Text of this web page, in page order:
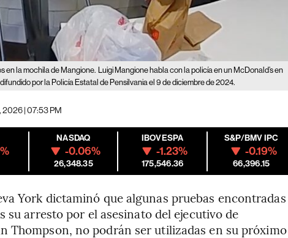
en la mochila de Mangione. Luigi Mangione habla con la policía en un McDonald’s en
por la Policía Estatal de Pensilvania el 9 de diciembre de 2024.
2026 | 07:53 PM
NASDAQ
-0.06%
26,348.35
IBOVESPA
-1.23%
175,546.36
S&P/BMV IPC
-0.19%
66,396.15
York dictaminó que algunas pruebas encontradas
arresto por el asesinato del ejecutivo de
Thompson, no podrán ser utilizadas en su próximo